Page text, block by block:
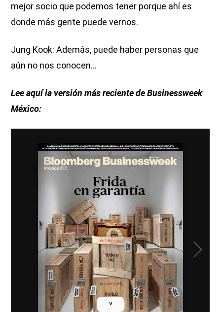
mejor socio que podemos tener porque ahí es
donde más gente puede vernos.
Jung Kook: Además, puede haber personas que
aún no nos conocen…
Lee aquí la versión más reciente de Businessweek
México:
˅